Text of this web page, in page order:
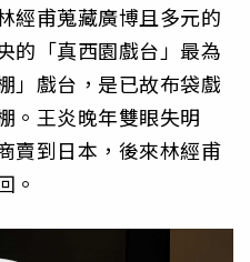
經甫蒐藏廣博且多元的
的「真西園戲台」最為
」戲台，是已故布袋戲
。王炎晚年雙眼失明
賣到日本，後來林經甫
。